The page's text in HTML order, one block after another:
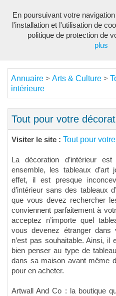
Annuaire > Arts & Culture >
intérieure
Tout pour votre
Visiter le site : Tout pour
La décoration d’intérieur
ensemble, les tableaux d’art
effet, il est presque
d’intérieur sans des tableaux
que vous devez rechercher
conviennent parfaitement à
acceptez n’importe quel
vous devenez étranger
n’est pas souhaitable. Ainsi, il
bien penser au type de
dans sa maison avant même
pour en acheter.
Artwall And Co : la boutique
En poursuivant votre
l'installation et l'utilisation de
politique de protection de
plus